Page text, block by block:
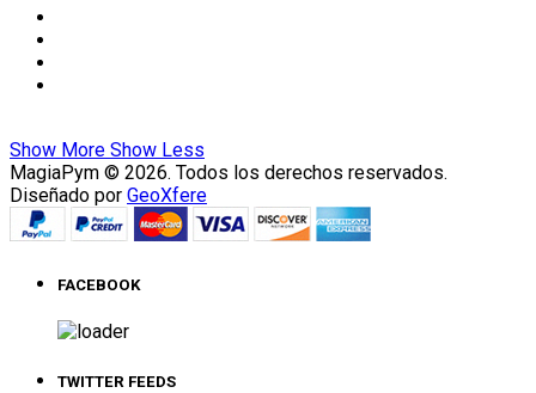
Show More Show Less
MagiaPym © 2026. Todos los derechos reservados.
Diseñado por GeoXfere
FACEBOOK
TWITTER FEEDS